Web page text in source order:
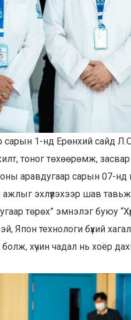
сарын 1-нд Ерөнхий сайд
тоног төхөөрөмж,
аравдугаар сарын 07-нд
эхлүүлэхээр шав
төрөх” эмнэлэг буюу
Япон технологи бүхий
болж, хүчин чадал нь хоёр